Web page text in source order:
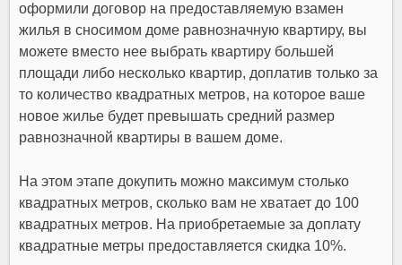
оформили договор на предоставляемую взамен
жилья в сносимом доме равнозначную квартиру, вы
можете вместо нее выбрать квартиру большей
площади либо несколько квартир, доплатив только за
то количество квадратных метров, на которое ваше
новое жилье будет превышать средний размер
равнозначной квартиры в вашем доме.
На этом этапе докупить можно максимум столько
квадратных метров, сколько вам не хватает до 100
квадратных метров. На приобретаемые за доплату
квадратные метры предоставляется скидка 10%.